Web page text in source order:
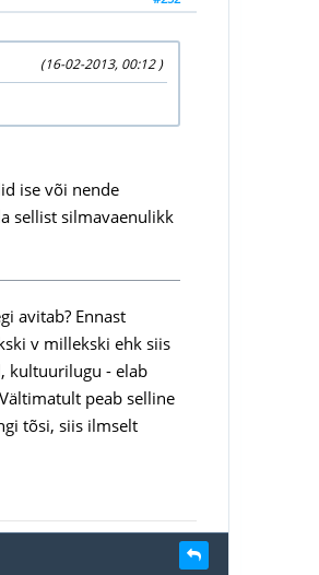
(16-02-2013, 00:12 )
ise või nende
sellist silmavaenulikk
avitab? Ennast
v millekski ehk siis
kultuurilugu - elab
peab selline
tõsi, siis ilmselt